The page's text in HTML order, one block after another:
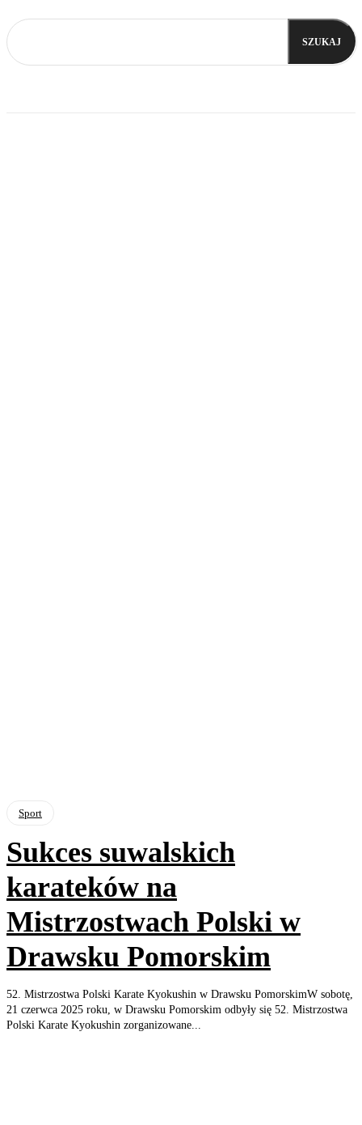
SZUKAJ
Sport
Sukces suwalskich
karateków na
Mistrzostwach Polski w
Drawsku Pomorskim
52. Mistrzostwa Polski Karate Kyokushin w Drawsku PomorskimW sobotę,
21 czerwca 2025 roku, w Drawsku Pomorskim odbyły się 52. Mistrzostwa
Polski Karate Kyokushin zorganizowane...